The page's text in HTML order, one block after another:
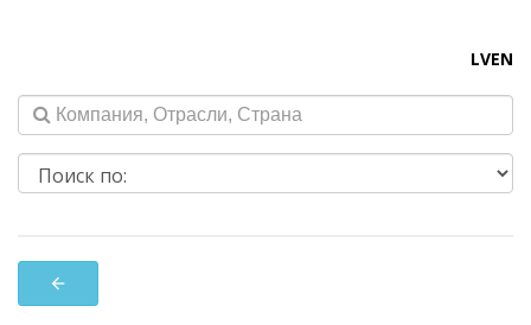
LVEN
arrow_back